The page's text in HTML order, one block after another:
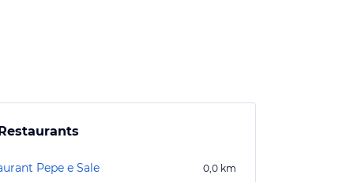
Pepe e Sale 0,0 km